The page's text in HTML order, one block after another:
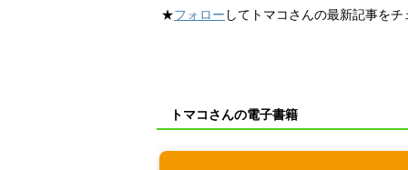
★フォロー してトマコさんの最新記事をチ
トマコさんの電子書籍